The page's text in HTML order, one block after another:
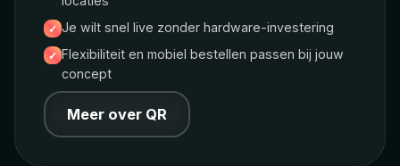
Je wilt snel live zonder hardware-investering
Flexibiliteit en mobiel bestellen passen bij jouw
concept
Meer over QR